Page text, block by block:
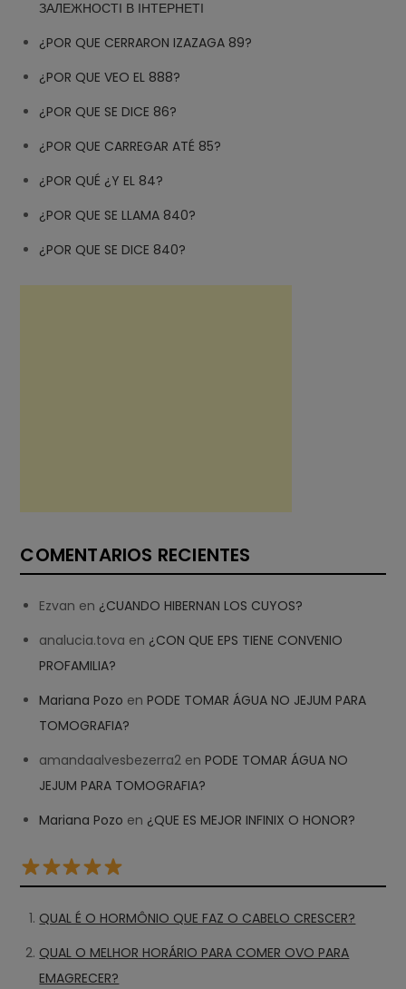
ЗАЛЕЖНОСТІ В ІНТЕРНЕТІ
¿POR QUE CERRARON IZAZAGA 89?
¿POR QUE VEO EL 888?
¿POR QUE SE DICE 86?
¿POR QUE CARREGAR ATÉ 85?
¿POR QUÉ ¿Y EL 84?
¿POR QUE SE LLAMA 840?
¿POR QUE SE DICE 840?
COMENTARIOS RECIENTES
Ezvan en ¿CUANDO HIBERNAN LOS CUYOS?
analucia.tova en ¿CON QUE EPS TIENE CONVENIO
PROFAMILIA?
Mariana Pozo enPODE TOMAR ÁGUA NO JEJUM PARA
TOMOGRAFIA?
amandaalvesbezerra2 enPODE TOMAR ÁGUA NO
JEJUM PARA TOMOGRAFIA?
Mariana Pozo en ¿QUE ES MEJOR INFINIX O HONOR?
QUAL É O HORMÔNIO QUE FAZ O CABELO CRESCER?
QUAL O MELHOR HORÁRIO PARA COMER OVO PARA
EMAGRECER?